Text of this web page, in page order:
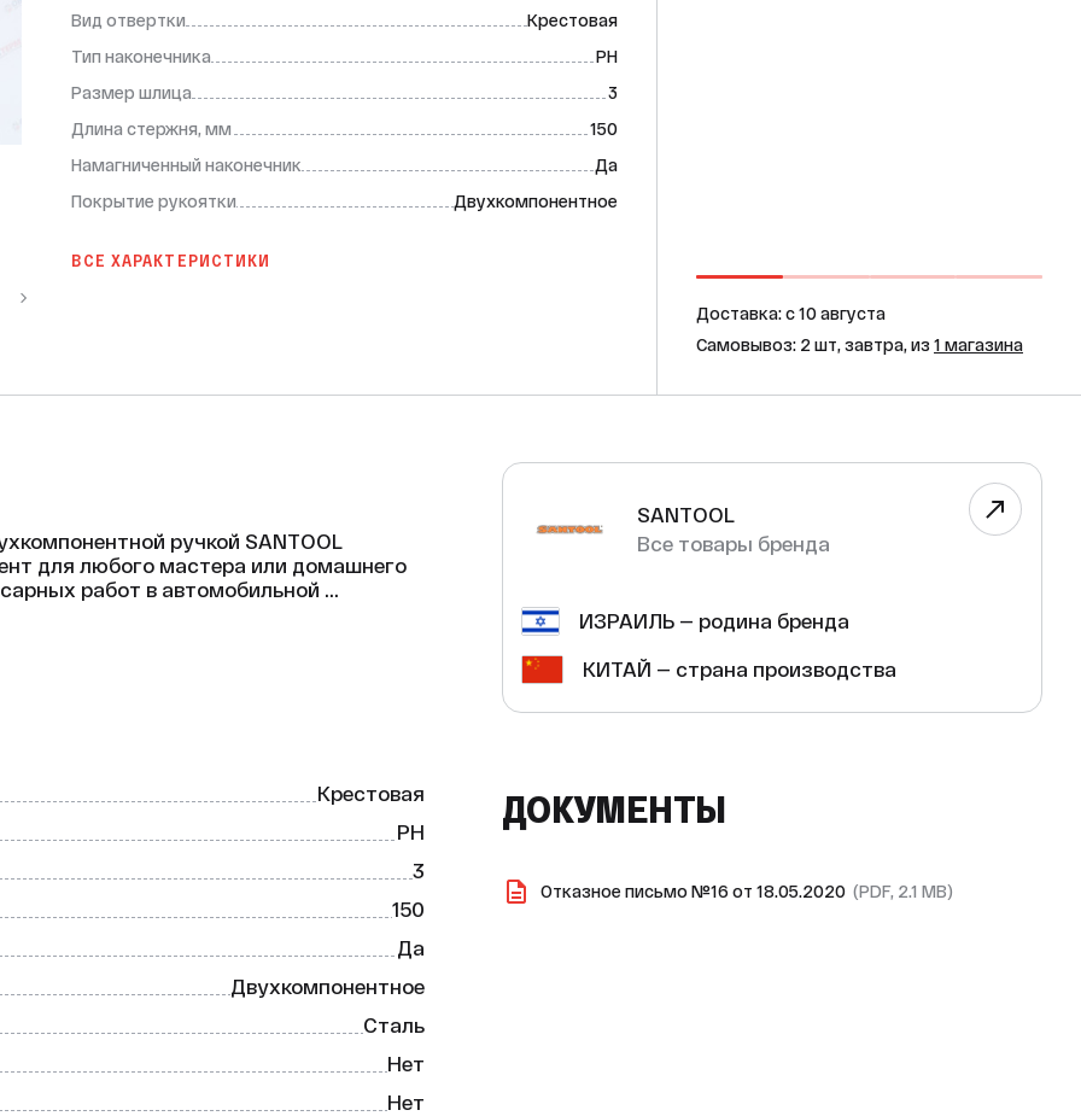
Вид отвертки
Крестовая
Тип наконечника
PH
Размер шлица
3
Длина стержня, мм
150
Намагниченный наконечник
Да
Покрытие рукоятки
Двухкомпонентное
ВСЕ ХАРАКТЕРИСТИКИ
Доставка: c 10 августа
Самовывоз: 2 шт, завтра, из 1 магазина
ручкой SANTOOL
для любого мастера или домашнего
работ в автомобильной
а также в быту при монтаже
Изготовлена из
мелкие крепёжные элементы, что
ручка обеспечивает
в руке, что снижает риск
и сборке различных конструкций,
Крестовая
PH
3
150
Да
Двухкомпонентное
Сталь
Нет
Нет
SANTOOL
Все товары бренда
ИЗРАИЛЬ — родина бренда
КИТАЙ — страна производства
ДОКУМЕНТЫ
Отказное письмо №16 от 18.05.2020 (PDF, 2.1 MB)